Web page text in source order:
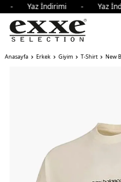
- Yaz İndirimi -
Anasayfa Erkek Giyim T-Shirt